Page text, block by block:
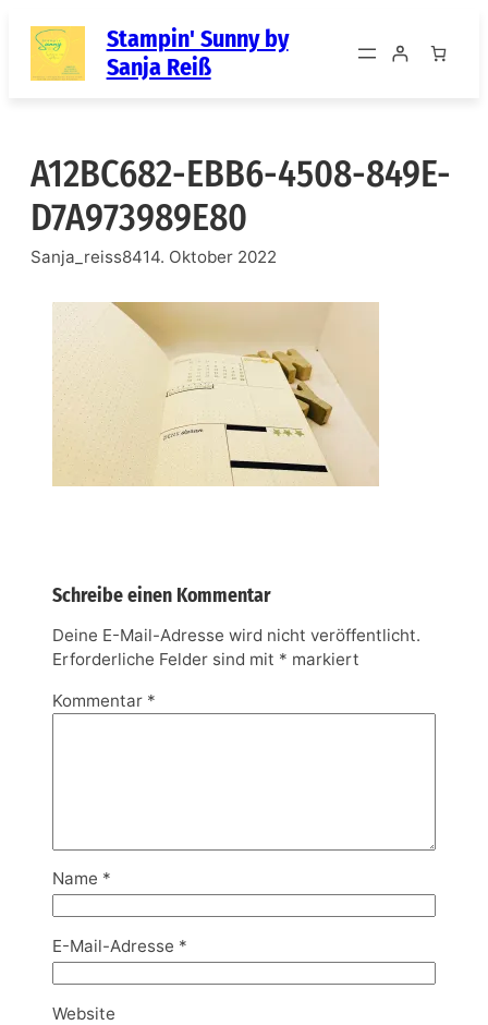
Inhalt
springen
Stampin' Sunny by
Sanja Reiß
A12BC682-EBB6-4508-849E-
D7A973989E80
Sanja_reiss8414. Oktober 2022
Schreibe einen Kommentar
Deine E-Mail-Adresse wird nicht veröffentlicht.
Erforderliche Felder sind mit * markiert
Kommentar *
Name *
E-Mail-Adresse *
Website